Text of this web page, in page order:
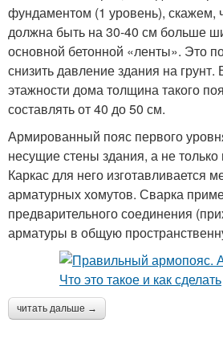
фундаментом (1 уровень), скажем,
должна быть на 30-40 см больше
основной бетонной «ленты». Это
снизить давление здания на грунт.
этажности дома толщина такого
составлять от 40 до 50 см.
Армированный пояс первого
несущие стены здания, а не
Каркас для него изготавливается
арматурных хомутов. Сварка
предварительного соединения
арматуры в общую
читать дальше →